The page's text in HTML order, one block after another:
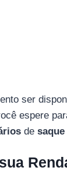
ser
espere
de